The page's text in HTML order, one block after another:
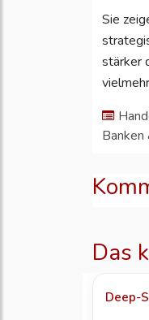
Sie
stärker
Banken
Das
Deep-